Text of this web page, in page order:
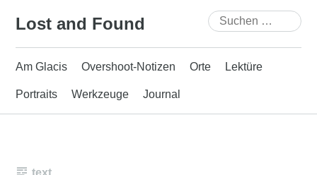
Lost and Found
Suchen
nach:
Am Glacis Overshoot-Notizen Orte Lektüre
Portraits Werkzeuge Journal